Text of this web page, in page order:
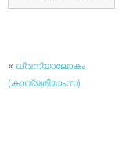
« ധ്വന്യാലോകം
(കാവ്യമീമാംസ)